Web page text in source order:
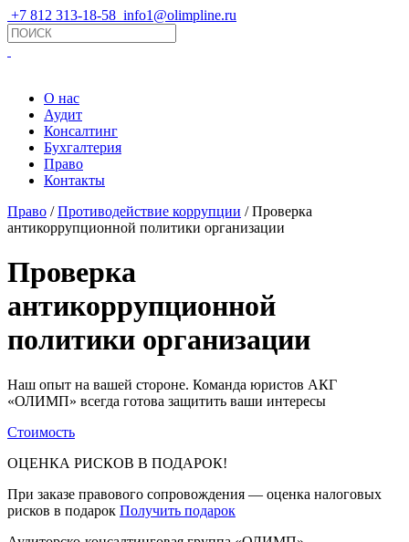
+7 812 313-18-58 info1@olimpline.ru
О нас
Аудит
Консалтинг
Бухгалтерия
Право
Контакты
Право /Противодействие коррупции / Проверка
антикоррупционной политики организации
Проверка
антикоррупционной
политики организации
Наш опыт на вашей стороне. Команда юристов АКГ
«ОЛИМП» всегда готова защитить ваши интересы
Стоимость
ОЦЕНКА РИСКОВ В ПОДАРОК!
При заказе правового сопровождения — оценка налоговых
рисков в подарок Получить подарок